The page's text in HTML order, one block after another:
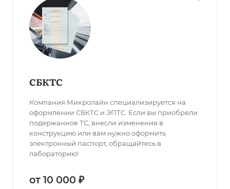
СБКТС
Компания Микролайн специализируется на
оформлении СБКТС и ЭПТС. Если вы приобрели
подержанное ТС, внесли изменения в
конструкцию или вам нужно оформить
электронный паспорт, обращайтесь в
лабораторию!
от 10 000 ₽